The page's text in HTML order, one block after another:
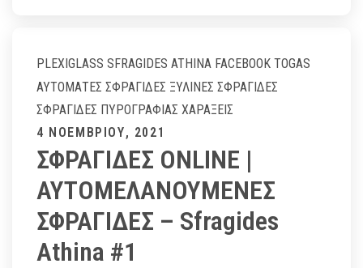
ΑΥΤΟΜΑΤΕΣ
Sfragides
Athina
#1
PLEXIGLASS SFRAGIDES ATHINA FACEBOOK TOGAS
ΑΥΤΌΜΑΤΕΣ ΣΦΡΑΓΊΔΕΣ ΞΎΛΙΝΕΣ ΣΦΡΑΓΊΔΕΣ
ΣΦΡΑΓΊΔΕΣ ΠΥΡΟΓΡΑΦΊΑΣ ΧΑΡΆΞΕΙΣ
Posted
on
4 ΝΟΕΜΒΡΊΟΥ, 2021
ΣΦΡΑΓΙΔΕΣ ONLINE |
ΑΥΤΟΜΕΛΑΝΟΥΜΕΝΕΣ
ΣΦΡΑΓΙΔΕΣ – Sfragides
Athina #1